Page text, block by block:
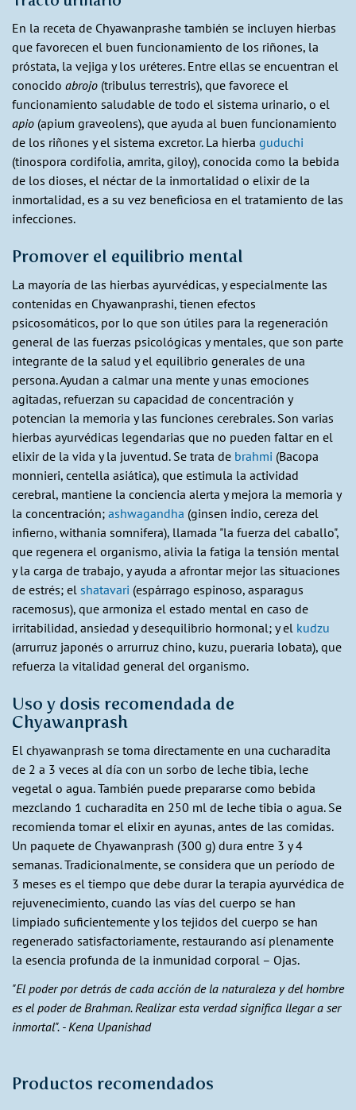
En la receta de Chyawanprashe también se incluyen hierbas
que favorecen el buen funcionamiento de los riñones, la
próstata, la vejiga y los uréteres. Entre ellas se encuentran el
conocido abrojo (tribulus terrestris), que favorece el
funcionamiento saludable de todo el sistema urinario, o el
apio (apium graveolens), que ayuda al buen funcionamiento
de los riñones y el sistema excretor. La hierba guduchi
(tinospora cordifolia, amrita, giloy), conocida como la bebida
de los dioses, el néctar de la inmortalidad o elixir de la
inmortalidad, es a su vez beneficiosa en el tratamiento de las
infecciones.
Promover el equilibrio mental
La mayoría de las hierbas ayurvédicas, y especialmente las
contenidas en Chyawanprashi, tienen efectos
psicosomáticos, por lo que son útiles para la regeneración
general de las fuerzas psicológicas y mentales, que son parte
integrante de la salud y el equilibrio generales de una
persona. Ayudan a calmar una mente y unas emociones
agitadas, refuerzan su capacidad de concentración y
potencian la memoria y las funciones cerebrales. Son varias
hierbas ayurvédicas legendarias que no pueden faltar en el
elixir de la vida y la juventud. Se trata de brahmi (Bacopa
monnieri, centella asiática), que estimula la actividad
cerebral, mantiene la conciencia alerta y mejora la memoria y
la concentración; ashwagandha (ginsen indio, cereza del
infierno, withania somnifera), llamada "la fuerza del caballo",
que regenera el organismo, alivia la fatiga la tensión mental
y la carga de trabajo, y ayuda a afrontar mejor las situaciones
de estrés; el shatavari (espárrago espinoso, asparagus
racemosus), que armoniza el estado mental en caso de
irritabilidad, ansiedad y desequilibrio hormonal; y el kudzu
(arrurruz japonés o arrurruz chino, kuzu, pueraria lobata), que
refuerza la vitalidad general del organismo.
Uso y dosis recomendada de
Chyawanprash
El chyawanprash se toma directamente en una cucharadita
de 2 a 3 veces al día con un sorbo de leche tibia, leche
vegetal o agua. También puede prepararse como bebida
mezclando 1 cucharadita en 250 ml de leche tibia o agua. Se
recomienda tomar el elixir en ayunas, antes de las comidas.
Un paquete de Chyawanprash (300 g) dura entre 3 y 4
semanas. Tradicionalmente, se considera que un período de
3 meses es el tiempo que debe durar la terapia ayurvédica de
rejuvenecimiento, cuando las vías del cuerpo se han
limpiado suficientemente y los tejidos del cuerpo se han
regenerado satisfactoriamente, restaurando así plenamente
la esencia profunda de la inmunidad corporal – Ojas.
"El poder por detrás de cada acción de la naturaleza y del hombre
es el poder de Brahman. Realizar esta verdad significa llegar a ser
inmortal". - Kena Upanishad
Productos recomendados